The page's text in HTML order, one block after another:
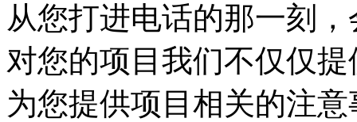
从您打进电话的那一刻
对您的项目我们不仅仅
为您提供项目相关的注